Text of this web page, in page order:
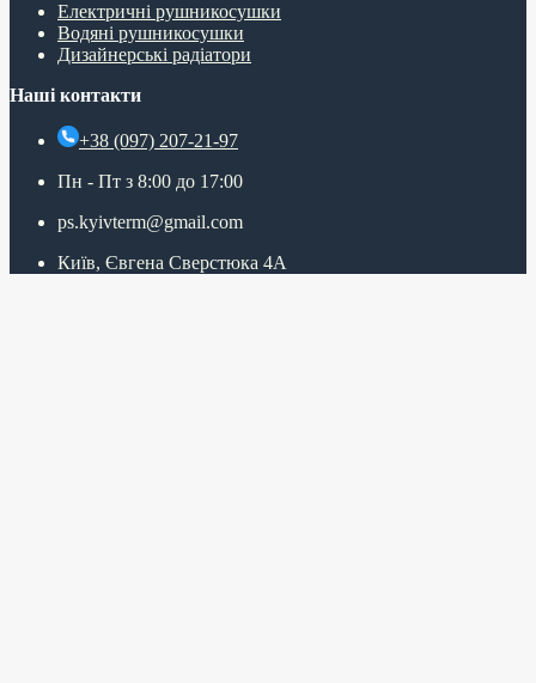
Електричні рушникосушки
Водяні рушникосушки
Дизайнерські радіатори
Наші контакти
+38 (097) 207-21-97
Пн - Пт з 8:00 до 17:00
ps.kyivterm@gmail.com
Київ, Євгена Сверстюка 4А